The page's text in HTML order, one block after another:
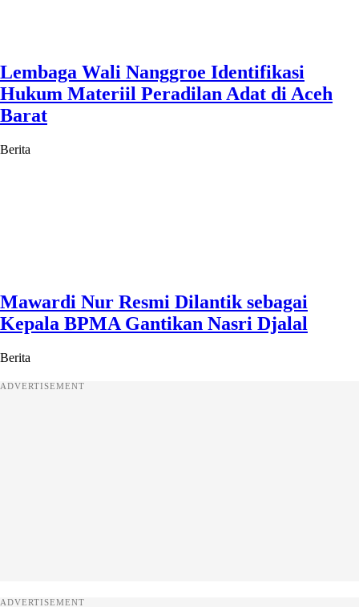
Lembaga Wali Nanggroe Identifikasi
Hukum Materiil Peradilan Adat di Aceh
Barat
Berita
Mawardi Nur Resmi Dilantik sebagai
Kepala BPMA Gantikan Nasri Djalal
Berita
ADVERTISEMENT
ADVERTISEMENT